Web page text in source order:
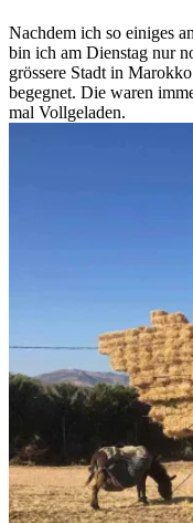
Nachdem ich so einiges
bin ich am Dienstag nur
grössere Stadt in
begegnet. Die waren
mal Vollgeladen.